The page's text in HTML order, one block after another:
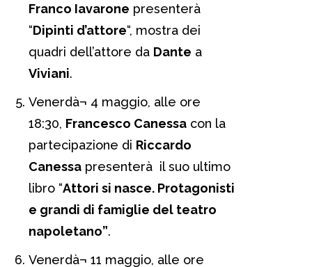
Franco Iavarone presenterà
“Dipinti d’attore“, mostra dei
quadri dell’attore da Dante a
Viviani.
Venerdà¬ 4 maggio, alle ore
18:30, Francesco Canessa con la
partecipazione di Riccardo
Canessa presenterà il suo ultimo
libro “Attori si nasce. Protagonisti
e grandi di famiglie del teatro
napoletano”.
Venerdà¬ 11 maggio, alle ore